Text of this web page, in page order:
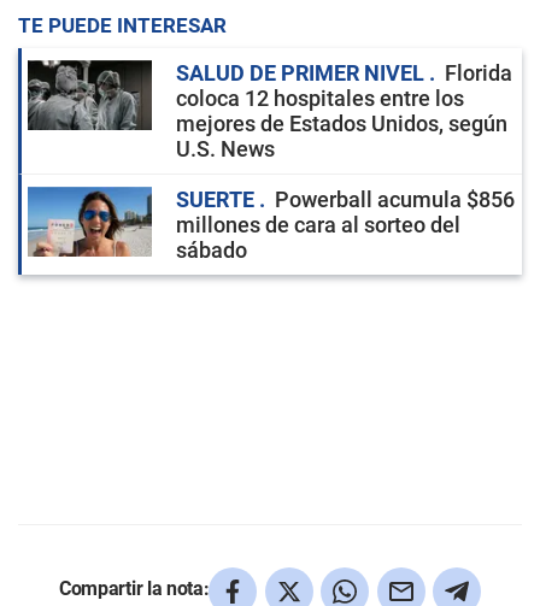
TE PUEDE INTERESAR
SALUD DE PRIMER NIVEL
Florida
coloca 12 hospitales entre los
mejores de Estados Unidos, según
U.S. News
SUERTE
Powerball acumula $856
millones de cara al sorteo del
sábado
Compartir la nota: